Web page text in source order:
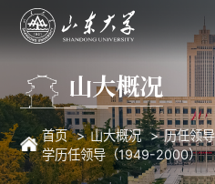
山大概况
首页 山大概况 历任领导
学历任领导（1949-2000）